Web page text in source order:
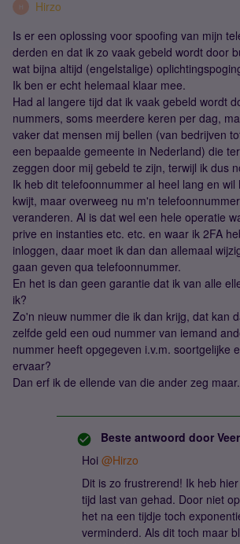
H
Hirzo
Is er een oplossing voor spoofing van mijn
derden en dat ik zo vaak gebeld wordt door
wat bijna altijd (engelstalige)
Ik ben er echt helemaal klaar mee.
Had al langere tijd dat ik vaak gebeld wordt
nummers, soms meerdere keren per dag,
vaker dat mensen mij bellen (van bedrijven
een bepaalde gemeente in Nederland) die
zeggen door mij gebeld te zijn, terwijl ik dus
Ik heb dit telefoonnummer al heel lang en wil
kwijt, maar overweeg nu m'n
veranderen. Al is dat wel een hele operatie
prive en instanties etc. etc. en waar ik 2FA
inloggen, daar moet ik dan dan allemaal
gaan geven qua telefoonnummer.
En het is dan geen garantie dat ik van alle
ik?
Zo'n nieuw nummer die ik dan krijg, dat kan
zelfde geld een oud nummer van iemand
nummer heeft opgegeven i.v.m. soortgelijke
ervaar?
Dan erf ik de ellende van die ander zeg maar.
Beste antwoord door
Hoi @Hirzo
Dit is zo frustrerend! Ik heb
tijd last van gehad. Door niet
het na een tijdje toch
verminderd. Als dit toch maar